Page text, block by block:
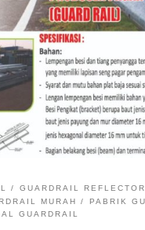
Jalan Murah Aceh, Jual
Pabrik Guardrail Jalan
Guardrail jalan merupakan
dipasang di sisi jalan,
tingkat risiko tinggi untuk
kecelakaan. Harga
bagi kontraktor, perusahaan
GUARDRAIL REFLECTOR
MURAH
PABRIK
GUARDRAIL